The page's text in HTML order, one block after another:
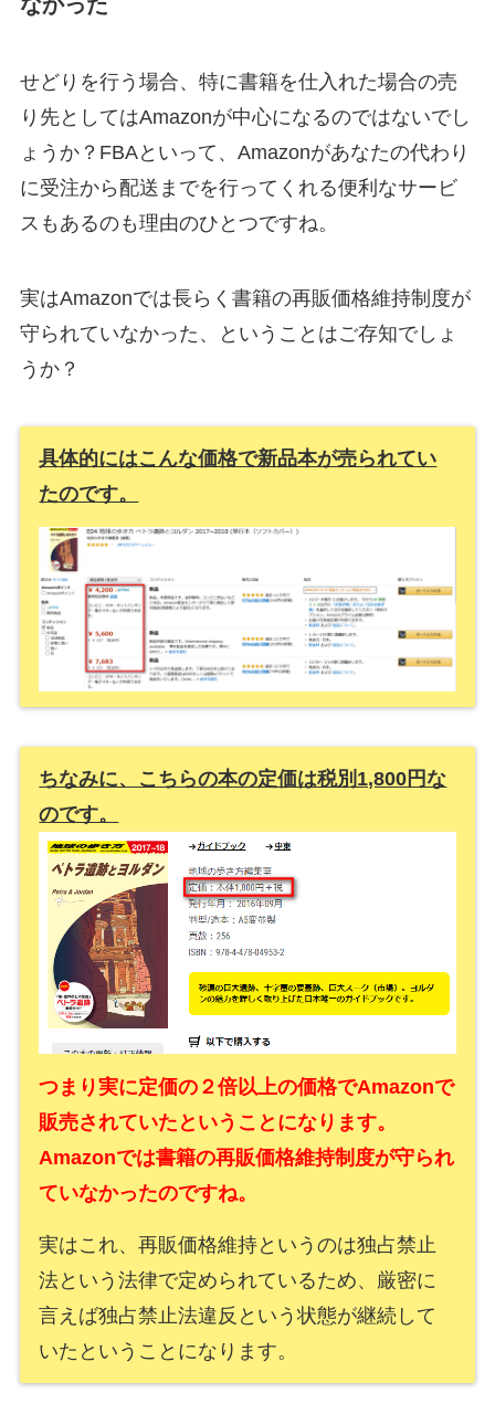
なかった
せどりを行う場合、特に書籍を仕入れた場合の売
り先としてはAmazonが中心になるのではないでし
ょうか？FBAといって、Amazonがあなたの代わり
に受注から配送までを行ってくれる便利なサービ
スもあるのも理由のひとつですね。
実はAmazonでは長らく書籍の再販価格維持制度が
守られていなかった、ということはご存知でしょ
うか？
具体的にはこんな価格で新品本が売られてい
たのです。
ちなみに、こちらの本の定価は税別1,800円な
のです。
つまり実に定価の２倍以上の価格でAmazonで
販売されていたということになります。
Amazonでは書籍の再販価格維持制度が守られ
ていなかったのですね。
実はこれ、再販価格維持というのは独占禁止
法という法律で定められているため、厳密に
言えば独占禁止法違反という状態が継続して
いたということになります。